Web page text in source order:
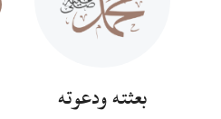
بعثته ودعوته